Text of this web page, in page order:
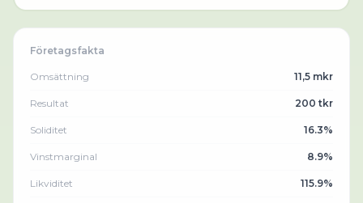
Företagsfakta
Omsättning 11,5 mkr
Resultat 200 tkr
Soliditet 16.3%
Vinstmarginal 8.9%
Likviditet 115.9%